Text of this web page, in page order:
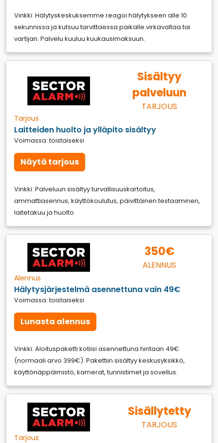
Vinkki: Hälytyskeskuksemme reagoi hälytykseen alle 10
sekunnissa ja kutsuu tarvittaessa paikalle virkavaltaa tai
vartijan. Palvelu kuuluu kuukausimaksuun.
Sisältyy
palveluun
TARJOUS
Tarjous
Laitteiden huolto ja ylläpito sisältyy
Voimassa: toistaiseksi
Näytä tarjous
Vinkki: Palveluun sisältyy turvallisuuskartoitus,
ammattiasennus, käyttökoulutus, päivittäinen testaaminen,
laitetakuu ja huolto.
350€
ALENNUS
Alennus
Hälytysjärjestelmä asennettuna vain 49€
Voimassa: toistaiseksi
Lunasta alennus
Vinkki: Aloituspaketti kotiisi asennettuna hintaan 49€
(normaali arvo 399€). Pakettiin sisältyy keskusyksikkö,
käyttönäppäimistö, kamerat, tunnistimet ja sovellus.
Sisällytetty
TARJOUS
Tarjous